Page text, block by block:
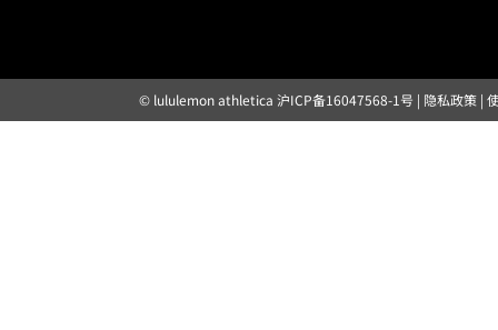
© lululemon athletica 沪ICP备16047568-1号 | 隐私政策|